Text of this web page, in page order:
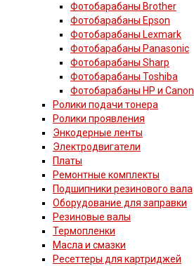
Фотобарабаны Brother
Фотобарабаны Epson
Фотобарабаны Lexmark
Фотобарабаны Panasonic
Фотобарабаны Sharp
Фотобарабаны Toshiba
Фотобарабаны HP и Canon
Ролики подачи тонера
Ролики проявления
Энкодерные ленты
Электродвигатели
Платы
Ремонтные комплекты
Подшипники резинового вала
Оборудование для заправки
Резиновые валы
Термопленки
Масла и смазки
Ресеттеры для картриджей